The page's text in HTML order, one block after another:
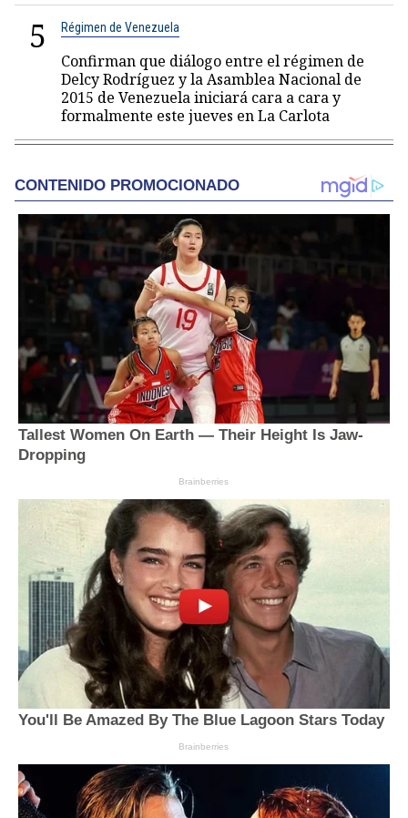
5 Régimen de Venezuela
Confirman que diálogo entre el régimen de
Delcy Rodríguez y la Asamblea Nacional de
2015 de Venezuela iniciará cara a cara y
formalmente este jueves en La Carlota